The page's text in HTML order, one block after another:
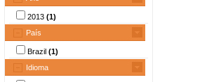
2013 (1)
País
Brazil (1)
Idioma